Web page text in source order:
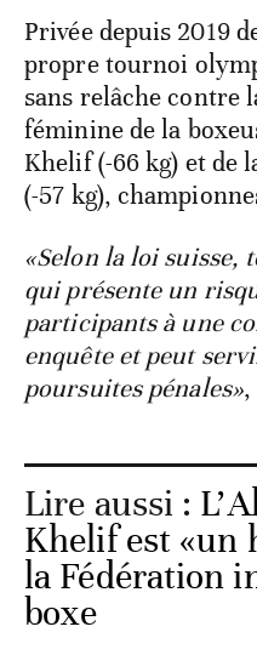
Privée depuis 2019
propre tournoi
sans relâche contre
féminine de la
Khelif (-66 kg) et de
(-57 kg),
«Selon la loi suisse,
qui présente un
participants à une
enquête et peut
poursuites pénales»,
Lire aussi :
Khelif est «un
la Fédération
boxe